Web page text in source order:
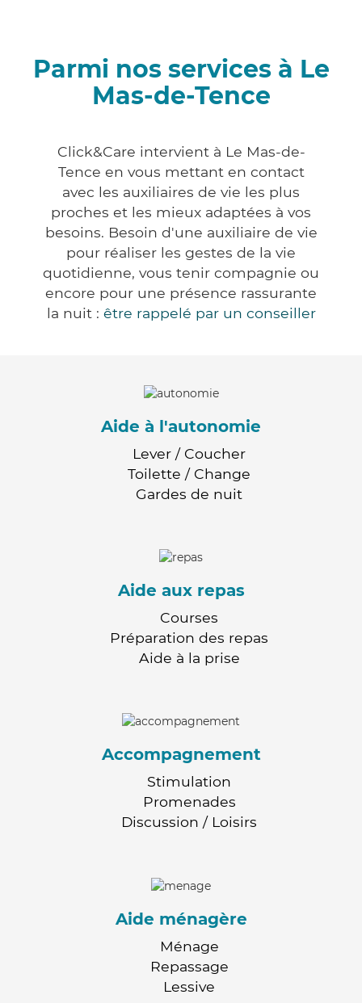
Parmi nos services à Le
Mas-de-Tence
Click&Care intervient à Le Mas-de-
Tence en vous mettant en contact
avec les auxiliaires de vie les plus
proches et les mieux adaptées à vos
besoins. Besoin d'une auxiliaire de vie
pour réaliser les gestes de la vie
quotidienne, vous tenir compagnie ou
encore pour une présence rassurante
la nuit : être rappelé par un conseiller
Aide à l'autonomie
Lever / Coucher
Toilette / Change
Gardes de nuit
Aide aux repas
Courses
Préparation des repas
Aide à la prise
Accompagnement
Stimulation
Promenades
Discussion / Loisirs
Aide ménagère
Ménage
Repassage
Lessive